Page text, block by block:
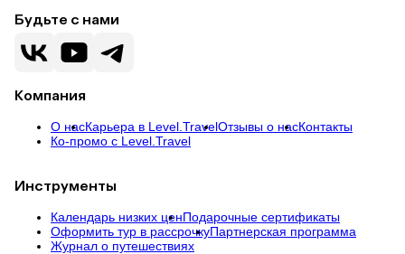
Будьте с нами
Компания
О насКарьера в Level.TravelОтзывы о насКонтакты
Ко-промо с Level.Travel
Инструменты
Календарь низких ценПодарочные сертификаты
Оформить тур в рассрочкуПартнерская программа
Журнал о путешествиях